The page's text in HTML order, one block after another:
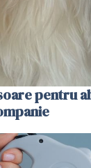
pentru